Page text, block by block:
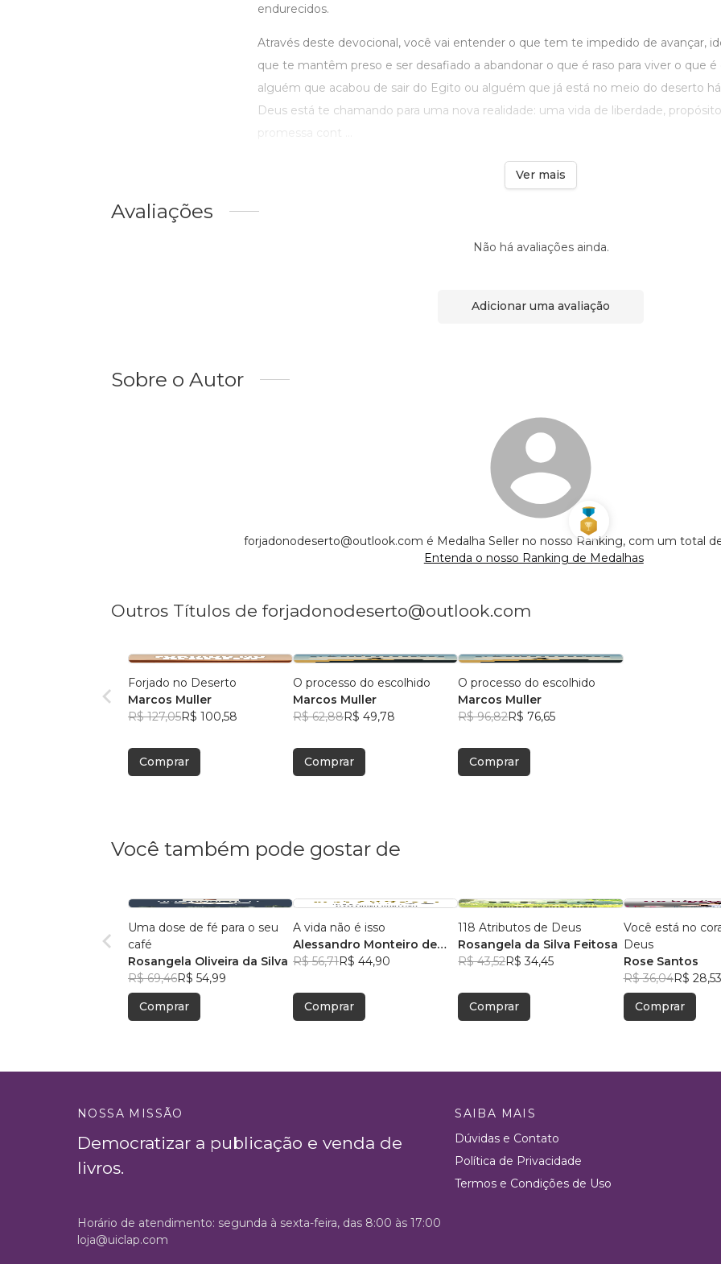
endurecidos.
Através deste devocional, você vai entender o que tem te impedido de avançar,
que te mantêm preso e ser desafiado a abandonar o que é raso para viver o que é
alguém que acabou de sair do Egito ou alguém que já está no meio do deserto
Deus está te chamando para uma nova realidade: uma vida de liberdade,
promessa cont ...
Ver mais
Avaliações
Não há avaliações ainda.
Adicionar uma avaliação
Sobre o Autor
forjadonodeserto@outlook.com é Medalha Seller no nosso Ranking, com um total
Entenda o nosso Ranking de Medalhas
Outros Títulos de forjadonodeserto@outlook.com
Forjado no Deserto
Marcos Muller
R$ 127,05R$ 100,58
Comprar
O processo do escolhido
Marcos Muller
R$ 62,88R$ 49,78
Comprar
O processo do escolhido
Marcos Muller
R$ 96,82R$ 76,65
Comprar
Você também pode gostar de
Uma dose de fé para o seu
café
Rosangela Oliveira da Silva
R$ 69,46R$ 54,99
Comprar
A vida não é isso
Alessandro Monteiro de
Menezes
R$ 56,71R$ 44,90
Comprar
118 Atributos de Deus
Rosangela da Silva Feitosa
R$ 43,52R$ 34,45
Comprar
Você está no
Deus
Rose Santos
R$ 36,04R$ 28,53
Comprar
NOSSA MISSÃO
Democratizar a publicação e venda de
livros.
SAIBA MAIS
Dúvidas e Contato
Política de Privacidade
Termos e Condições de Uso
Horário de atendimento: segunda à sexta-feira, das 8:00 às 17:00
loja@uiclap.com